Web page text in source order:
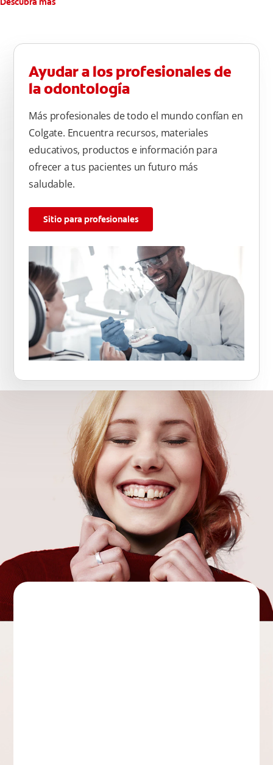
Ayudar a los profesionales de
la odontología
Más profesionales de todo el mundo confían en
Colgate. Encuentra recursos, materiales
educativos, productos e información para
ofrecer a tus pacientes un futuro más
saludable.
Sitio para profesionales